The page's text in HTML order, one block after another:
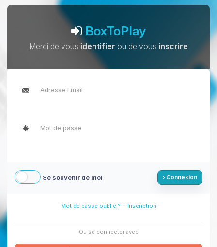
BoxToPlay
Merci de vous identifier ou de vous inscrire
Se souvenir de moi Connexion
Mot de passe oublié ? - Inscription
Ou se connecter avec